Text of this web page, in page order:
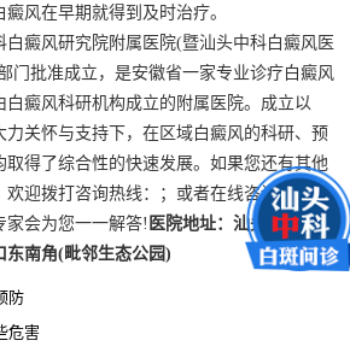
风在早期就得到及时治疗。
白癜风研究院附属医院(暨汕头中科白癜风医
门批准成立，是安徽省一家专业诊疗白癜风
白癜风科研机构成立的附属医院。成立以
关怀与支持下，在区域白癜风的科研、预
取得了综合性的快速发展。如果您还有其他
欢迎拨打咨询热线：；或者在线咨询，汕头
家会为您一一解答! 医院地址：汕头市瑶海区
东南角(毗邻生态公园)
防
危害